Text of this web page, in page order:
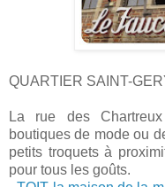
QUARTIER SAINT-
La rue des
boutiques de mode ou
petits troquets à
pour tous les goûts.